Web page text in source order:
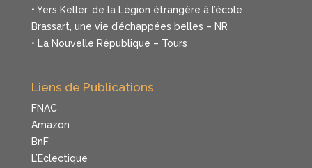
• Yers Keller, de la Légion étrangère à l’école
Brassart, une vie d’échappées belles – NR
• La Nouvelle République – Tours
Liens de Publications
FNAC
Amazon
BnF
L’Eclectique